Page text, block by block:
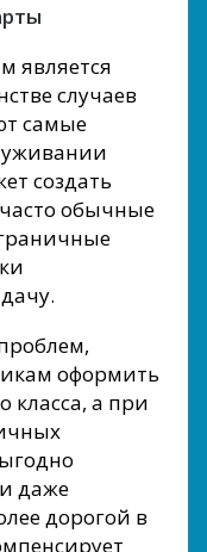
является
случаев
самые
создать
обычные
оформить
класса, а при
даже
дорогой в